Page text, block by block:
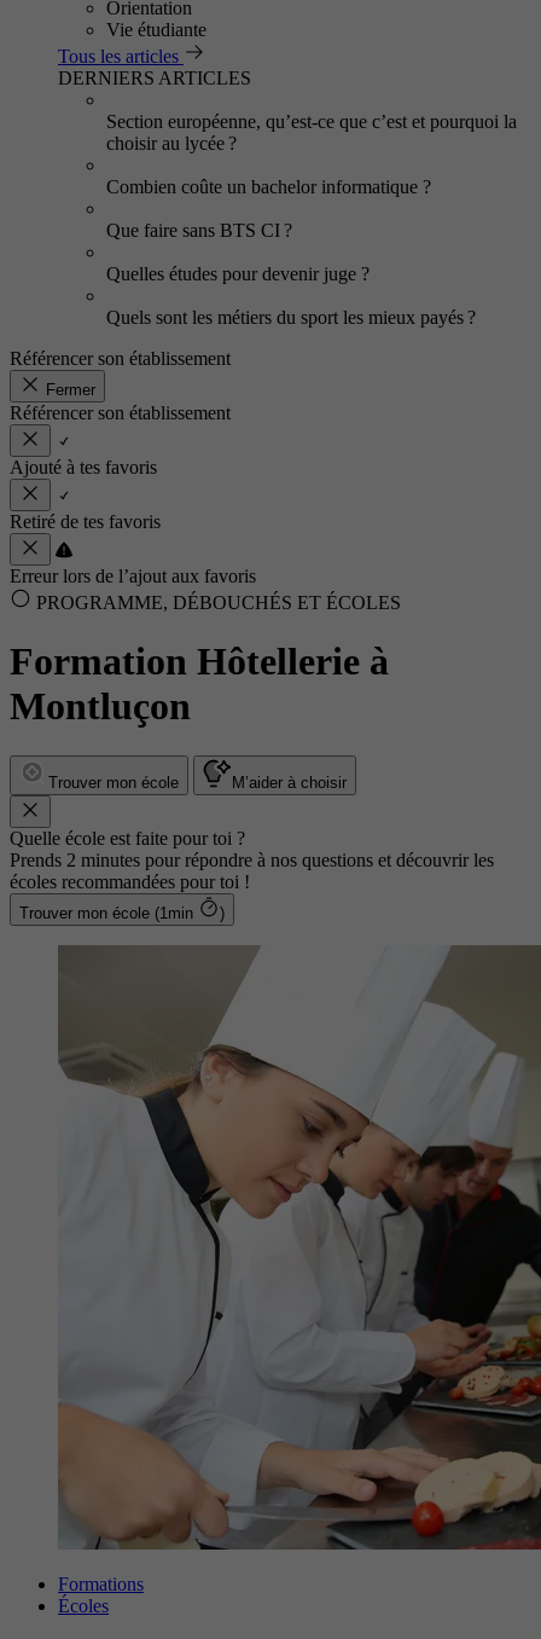
Orientation
Vie étudiante
Tous les articles
DERNIERS ARTICLES
Section européenne, qu’est-ce que c’est et pourquoi la
choisir au lycée ?
Combien coûte un bachelor informatique ?
Que faire sans BTS CI ?
Quelles études pour devenir juge ?
Quels sont les métiers du sport les mieux payés ?
Référencer son établissement
Fermer
Référencer son établissement
Ajouté à tes favoris
Retiré de tes favoris
Erreur lors de l’ajout aux favoris
PROGRAMME, DÉBOUCHÉS ET ÉCOLES
Formation Hôtellerie à
Montluçon
Trouver mon école M’aider à choisir
Quelle école est faite pour toi ?
Prends 2 minutes pour répondre à nos questions et découvrir les
écoles recommandées pour toi !
Trouver mon école (1min )
Formations
Écoles